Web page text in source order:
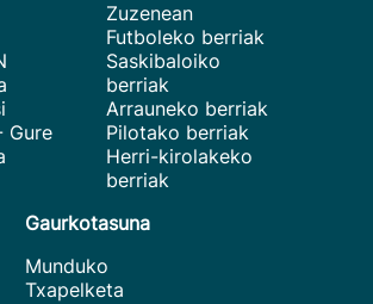
Gure
Zuzenean
Futboleko berriak
Saskibaloiko
berriak
Arrauneko berriak
Pilotako berriak
Herri-kirolakeko
berriak
Gaurkotasuna
Munduko
Txapelketa